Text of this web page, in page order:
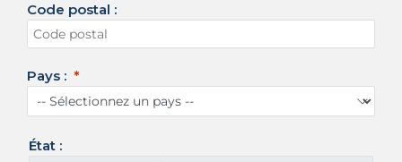
a
t
s
U
n
s
Code postal :
Pays :
État :